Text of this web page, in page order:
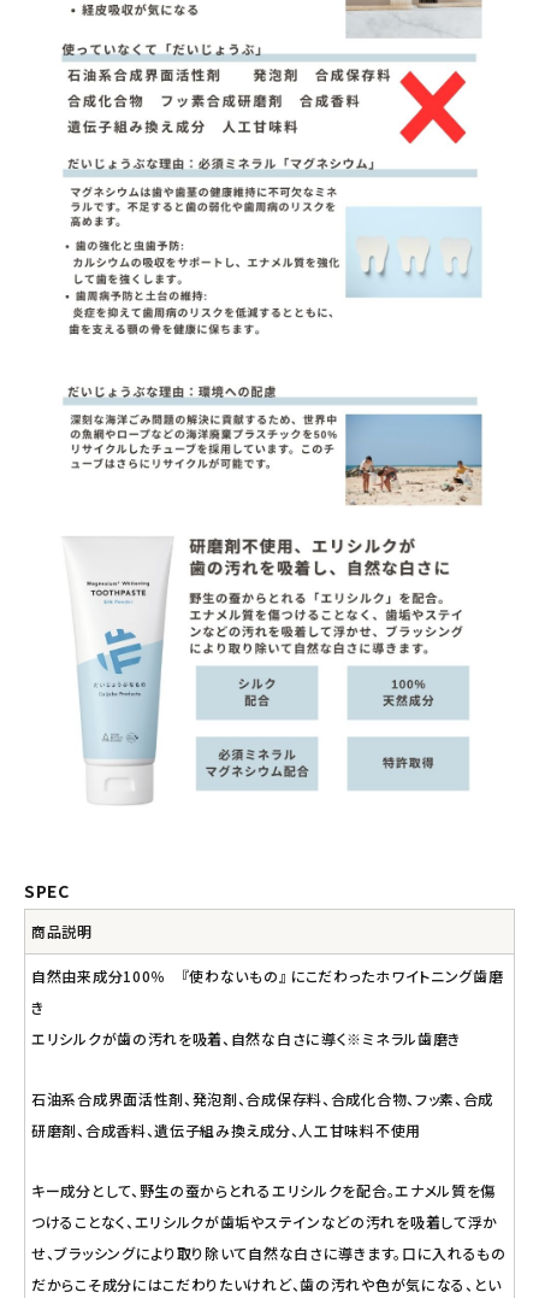
SPEC
商品説明
自然由来成分100％ 『使わないもの』 にこだわったホワイトニング歯磨
き
エリシルクが歯の汚れを吸着、自然な白さに導く※ミネラル歯磨き
石油系合成界面活性剤、発泡剤、合成保存料、合成化合物、フッ素、合成
研磨剤、合成香料、遺伝子組み換え成分、人工甘味料不使用
キー成分として、野生の蚕からとれるエリシルクを配合。エナメル質を傷
つけることなく、エリシルクが歯垢やステインなどの汚れを吸着して浮か
せ、ブラッシングにより取り除いて自然な白さに導きます。口に入れるもの
だからこそ成分にはこだわりたいけれど、歯の汚れや色が気になる、とい